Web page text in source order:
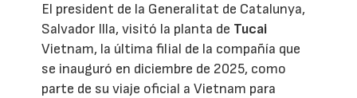
El president de la Generalitat de Catalunya,
Salvador Illa, visitó la planta de Tucai
Vietnam, la última filial de la compañía que
se inauguró en diciembre de 2025, como
parte de su viaje oficial a Vietnam para